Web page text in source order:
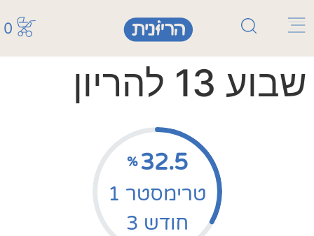
0
שבוע 13 להריון
32.5
%
טרימסטר 1
חודש 3